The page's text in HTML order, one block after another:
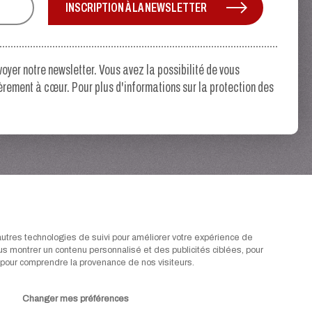
technologies de suivi pour améliorer votre expérience de
montrer un contenu personnalisé et des publicités ciblées, pour
comprendre la provenance de nos visiteurs.
Changer mes préférences
INSCRIPTION À LA NEWSLETTER
notre newsletter. Vous avez la possibilité de vous
à cœur. Pour plus d'informations sur la protection des